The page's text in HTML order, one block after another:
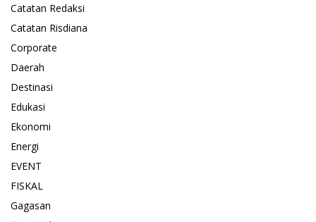
Catatan Redaksi
Catatan Risdiana
Corporate
Daerah
Destinasi
Edukasi
Ekonomi
Energi
EVENT
FISKAL
Gagasan